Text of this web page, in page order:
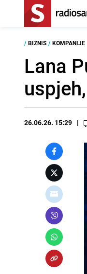
/ BIZNIS / KOMPANIJE
Lana
26.06.26. 15:29